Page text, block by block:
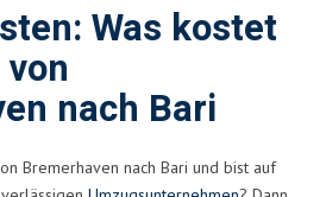
Was kostet
nach Bari
Bremerhaven nach Bari und bist auf